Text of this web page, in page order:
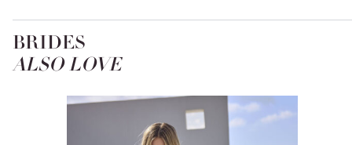
BRIDES
ALSO LOVE